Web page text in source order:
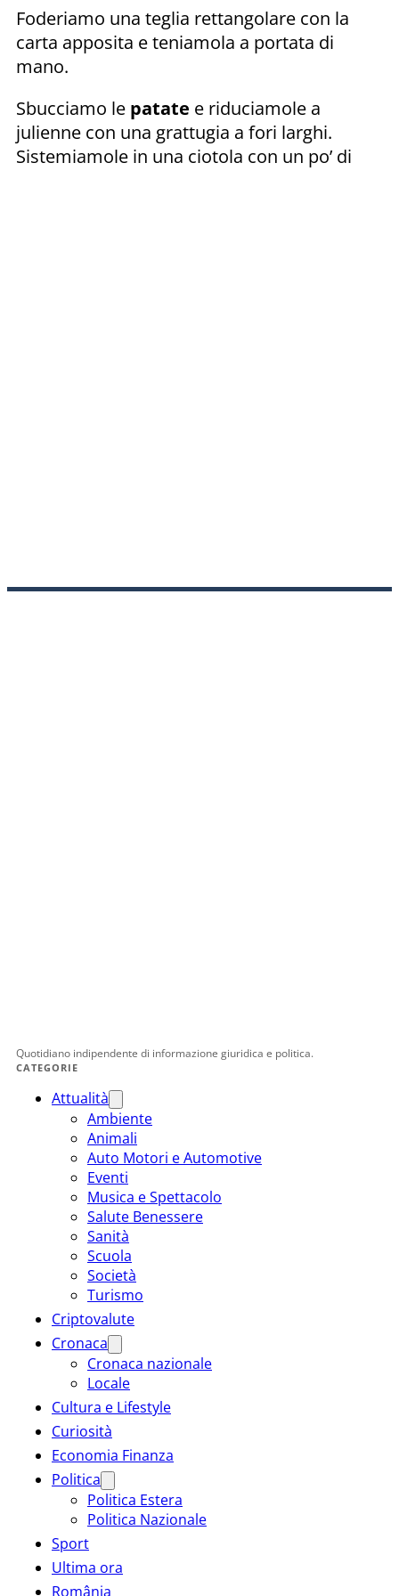
Foderiamo una teglia rettangolare con la
carta apposita e teniamola a portata di
mano.
Sbucciamo le patate e riduciamole a
julienne con una grattugia a fori larghi.
Sistemiamole in una ciotola con un po’ di
Quotidiano indipendente di informazione giuridica e politica.
CATEGORIE
Attualità
Ambiente
Animali
Auto Motori e Automotive
Eventi
Musica e Spettacolo
Salute Benessere
Sanità
Scuola
Società
Turismo
Criptovalute
Cronaca
Cronaca nazionale
Locale
Cultura e Lifestyle
Curiosità
Economia Finanza
Politica
Politica Estera
Politica Nazionale
Sport
Ultima ora
România